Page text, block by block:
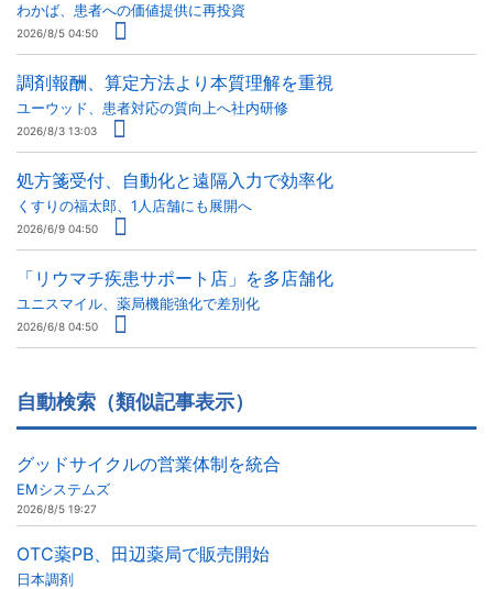
わかば、患者への価値提供に再投資
2026/8/5 04:50
調剤報酬、算定方法より本質理解を重視
ユーウッド、患者対応の質向上へ社内研修
2026/8/3 13:03
処方箋受付、自動化と遠隔入力で効率化
くすりの福太郎、1人店舗にも展開へ
2026/6/9 04:50
「リウマチ疾患サポート店」を多店舗化
ユニスマイル、薬局機能強化で差別化
2026/6/8 04:50
自動検索（類似記事表示）
グッドサイクルの営業体制を統合
EMシステムズ
2026/8/5 19:27
OTC薬PB、田辺薬局で販売開始
日本調剤